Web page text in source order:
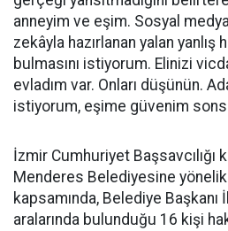
anneyim ve eşim. Sosyal
zekâyla hazırlanan yalan yanlış
bulmasını istiyorum. Elinizi
evladım var. Onları düşünün.
istiyorum, eşime güvenim
İzmir Cumhuriyet Başsavcılığı
Menderes Belediyesine
kapsamında, Belediye Başkanı
aralarında bulunduğu 16 kişi